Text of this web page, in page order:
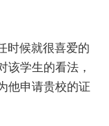
时候就很喜爱的
该学生的看法，
他申请贵校的证